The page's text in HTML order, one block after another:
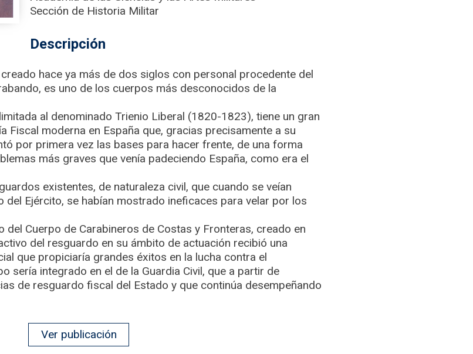
Sección de Historia Militar
Descripción
hace ya más de dos siglos con personal procedente del
es uno de los cuerpos más desconocidos de la
al denominado Trienio Liberal (1820-1823), tiene un gran
Fiscal moderna en España que, gracias precisamente a su
por primera vez las bases para hacer frente, de una forma
más graves que venía padeciendo España, como era el
existentes, de naturaleza civil, que cuando se veían
del Ejército, se habían mostrado ineficaces para velar por los
del Cuerpo de Carabineros de Costas y Fronteras, creado en
del resguardo en su ámbito de actuación recibió una
que propiciaría grandes éxitos en la lucha contra el
sería integrado en el de la Guardia Civil, que a partir de
de resguardo fiscal del Estado y que continúa desempeñando
Ver publicación